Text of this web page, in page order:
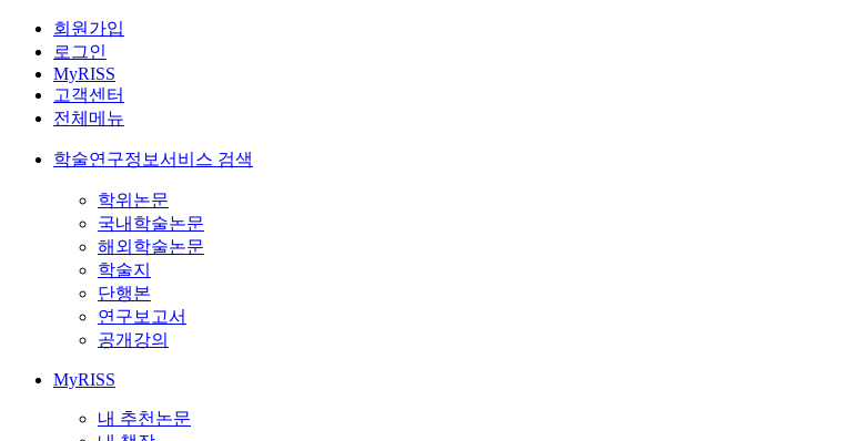
회원가입
로그인
MyRISS
고객센터
전체메뉴
학술연구정보서비스 검색
학위논문
국내학술논문
해외학술논문
학술지
단행본
연구보고서
공개강의
MyRISS
내 추천논문